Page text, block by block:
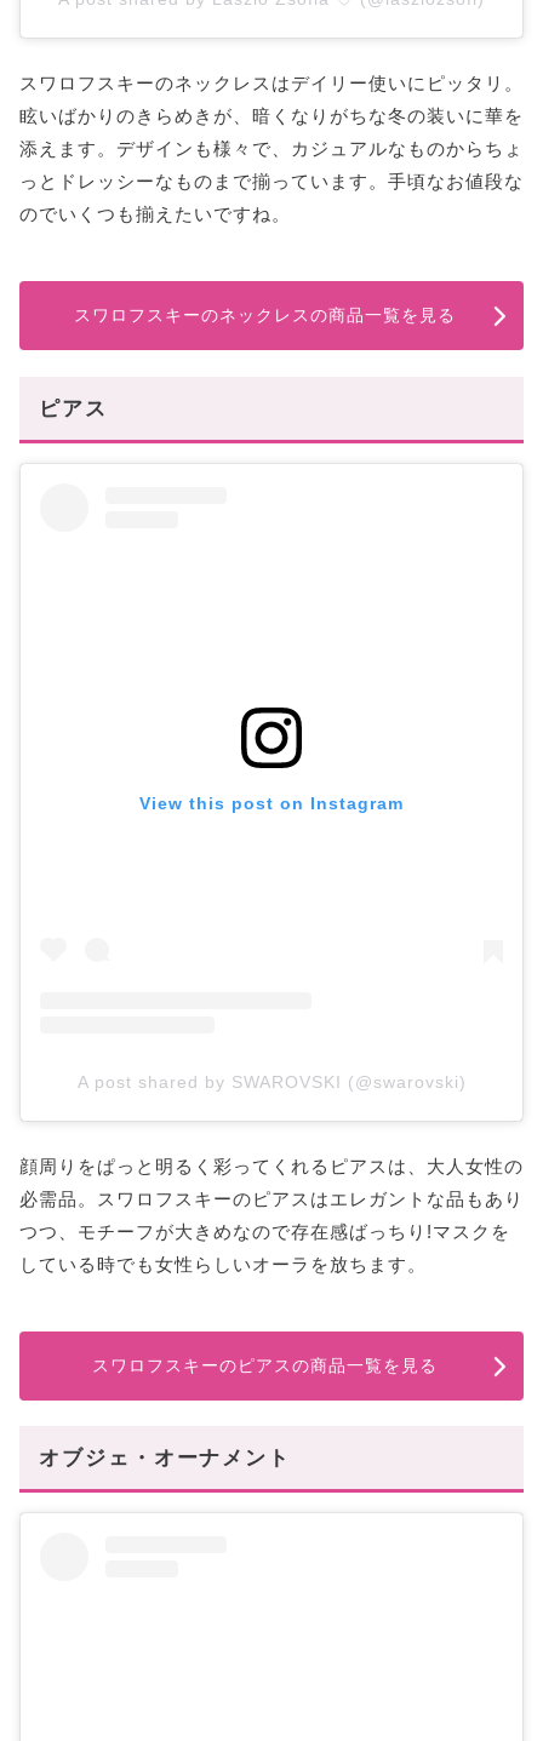
スワロフスキーのネックレスはデイリー使いにピッタリ。
眩いばかりのきらめきが、暗くなりがちな冬の装いに華を
添えます。デザインも様々で、カジュアルなものからちょ
っとドレッシーなものまで揃っています。手頃なお値段な
のでいくつも揃えたいですね。
スワロフスキーのネックレスの商品一覧を見る
ピアス
View this post on Instagram
A post shared by SWAROVSKI (@swarovski)
顔周りをぱっと明るく彩ってくれるピアスは、大人女性の
必需品。スワロフスキーのピアスはエレガントな品もあり
つつ、モチーフが大きめなので存在感ばっちり!マスクを
している時でも女性らしいオーラを放ちます。
スワロフスキーのピアスの商品一覧を見る
オブジェ・オーナメント